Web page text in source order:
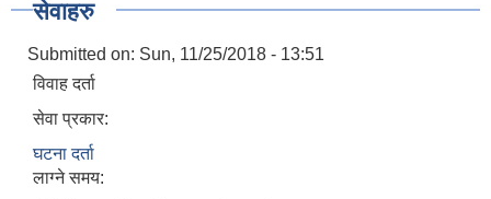
सेवाहरु
Submitted on: Sun, 11/25/2018 - 13:51
विवाह दर्ता
सेवा प्रकार:
घटना दर्ता
लाग्ने समय: